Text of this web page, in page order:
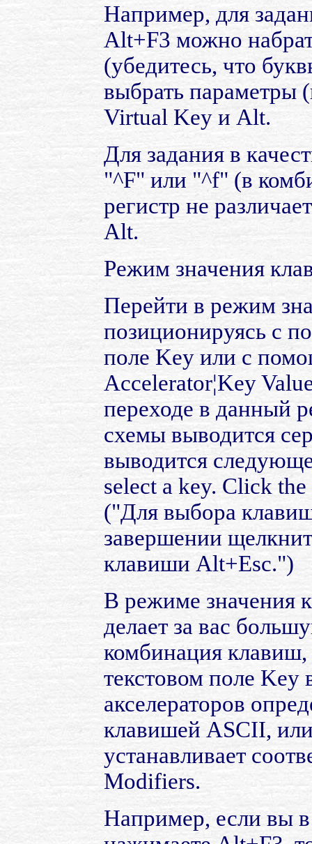
Например, для
Alt+F3 можно
(убедитесь, что
выбрать параметры
Virtual Key и Alt.
Для задания в
"^F" или "^f" (в
регистр не
Alt.
Режим значения
Перейти в режим
позиционируясь с
поле Key или с
Accelerator¦Key
переходе в данный
схемы выводится
выводится
select a key. Click
("Для выбора
завершении
клавиши Alt+Esc.")
В режиме значения
делает за вас
комбинация
текстовом поле Key
акселераторов
клавишей ASCII,
устанавливает
Modifiers.
Например, если вы